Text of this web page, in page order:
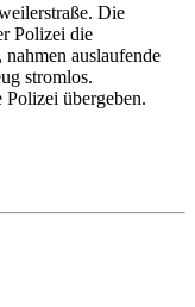
Die
Polizei die
auslaufende
stromlos.
übergeben.